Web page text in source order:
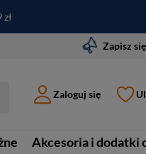
Zapisz
Zaloguj się
Akcesoria i dodatki